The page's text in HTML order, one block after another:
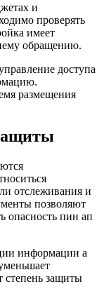
и
проверять
имеет
обращению.
доступа
размещения
отслеживания и
позволяют
пин ап
информации а
степень защиты